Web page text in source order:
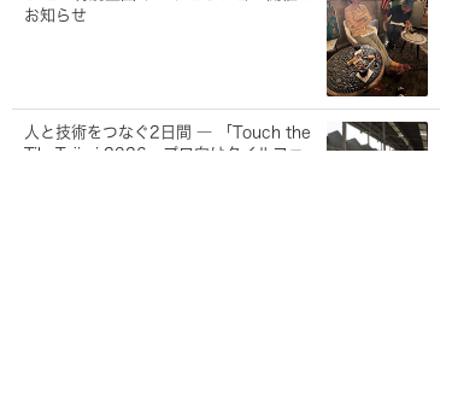
お知らせ
人と技術をつなぐ2日間 ― 「Touch the
Tile Tajimi 2026」プロ向けタイルファ